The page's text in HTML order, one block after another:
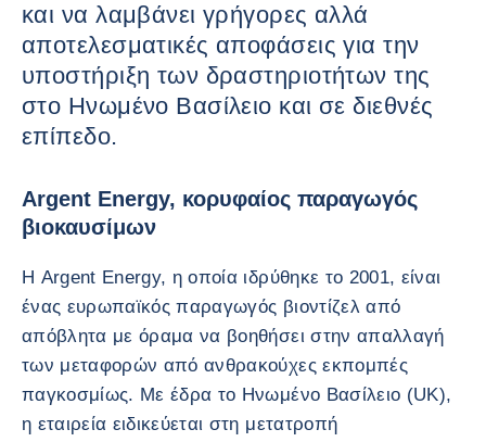
και να λαμβάνει γρήγορες αλλά
αποτελεσματικές αποφάσεις για την
υποστήριξη των δραστηριοτήτων της
στο Ηνωμένο Βασίλειο και σε διεθνές
επίπεδο.
Argent Energy, κορυφαίος παραγωγός
βιοκαυσίμων
Η Argent Energy, η οποία ιδρύθηκε το 2001, είναι
ένας ευρωπαϊκός παραγωγός βιοντίζελ από
απόβλητα με όραμα να βοηθήσει στην απαλλαγή
των μεταφορών από ανθρακούχες εκπομπές
παγκοσμίως. Με έδρα το Ηνωμένο Βασίλειο (UK),
η εταιρεία ειδικεύεται στη μετατροπή